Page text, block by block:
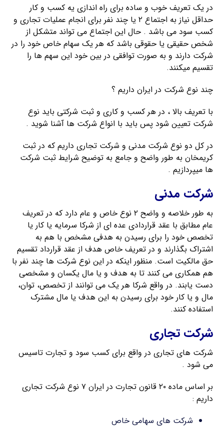
در یک تعریف خوب و ساده برای راه اندازی یه کسب و کار
حداقل نیاز به اجتماع ۲ یا چند نفر برای انجام عملیات تجاری و
کسب سود می باشد . حال این اجتماع می تواند متشکل از
شخص حقیقی یا حقوقی باشد که هر یک سهام خاص خود را در
شرکت دارند و به صورت توافقی در بین خود این سهم ها را
تقسیم میکنند.
چند نوع شرکت در ایران داریم ؟
با تعریف بالا ، در هر کسب و کاری و ثبت شرکتی باید نوع
شرکت تعیین شود پس باید با انواع شرکت ها آشنا شوید .
در کل دو نوع شرکت مدنی و شرکت تجاری داریم که در ثبت
کریمخان به طور واضح و جامع به توضیح شرایط ثبت شرکت
ها میپردازیم .
شرکت مدنی
به طور خلاصه و واضح ۲ نوع خاص و عام دارد که در تعریف
عام مطابق با عقد قراردادی عده ای از شرکا سرمایه یا کار یا
تخصص خود را برای رسیدن به هدفی مشخص با هم به
اشتراک بگذارند و در تعریف خاص هدف از عقد قرارداد تقسیم
حق مالکیت است. منظور اینکه در این نوع شرکت ها چند نفر با
هم همکاری می کنند تا به هدف و یا مال یکسان و مشخصی
دست یابند. در واقع شرکا هر یک می توانند از تخصص، توان،
مال و یا کار خود برای رسیدن به این هدف یا مال مشترک
استفاده کنند.
شرکت تجاری
شرکت های تجاری در واقع برای کسب سود و تجارت تاسیس
می شود .
بر اساس ماده ۲۰ قانون تجارت در ایران ۷ نوع شرکت تجاری
داریم :
شرکت های سهامی خاص